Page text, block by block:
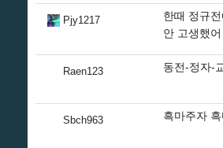
Pjy1217
한때 정규
안 고생했어
Raen123 동전-정자-
Sbch963 흑마주자